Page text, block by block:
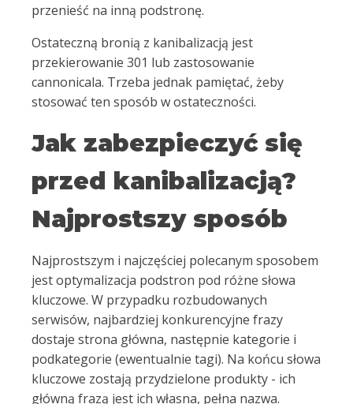
przenieść na inną podstronę.
Ostateczną bronią z kanibalizacją jest
przekierowanie 301 lub zastosowanie
cannonicala. Trzeba jednak pamiętać, żeby
stosować ten sposób w ostateczności.
Jak zabezpieczyć się
przed kanibalizacją?
Najprostszy sposób
Najprostszym i najczęściej polecanym sposobem
jest optymalizacja podstron pod różne słowa
kluczowe. W przypadku rozbudowanych
serwisów, najbardziej konkurencyjne frazy
dostaje strona główna, następnie kategorie i
podkategorie (ewentualnie tagi). Na końcu słowa
kluczowe zostają przydzielone produkty - ich
główną frazą jest ich własna, pełna nazwa.